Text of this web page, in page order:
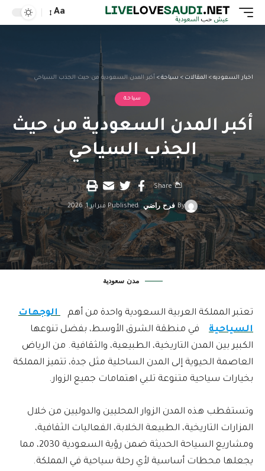
Aa
اخبار السعوديه> المقالات > سياحة> أكبر المدن السعودية من حيث الجذب السياحي
سياحة
أكبر المدن السعودية من حيث
الجذب السياحي
By فرح راضي Published فبراير 1, 2026
Share
مدن سعودية
تعتبر المملكة العربية السعودية واحدة من أهم
الوجهات
السياحية
في منطقة الشرق الأوسط، بفضل تنوعها
الكبير بين المدن التاريخية، الطبيعية، والثقافية. من الرياض
العاصمة الحيوية إلى المدن الساحلية مثل جدة، تتميز المملكة
بخيارات سياحية متنوعة تلبي اهتمامات جميع الزوار.
وتستقطب هذه المدن الزوار المحليين والدوليين من خلال
المزارات التاريخية، الطبيعة الخلابة، الفعاليات الثقافية،
ومشاريع السياحة الحديثة ضمن رؤية السعودية 2030، مما
يجعلها محطات أساسية لأي رحلة سياحية في المملكة.